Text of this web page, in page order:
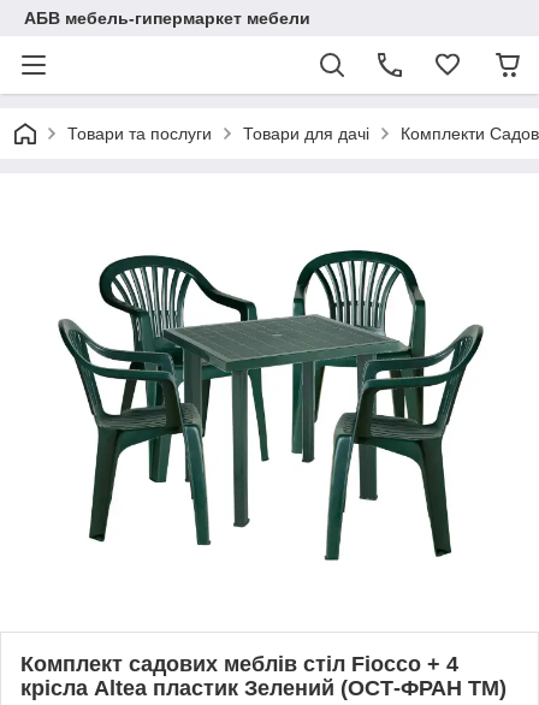
АБВ мебель-гипермаркет мебели
Товари та послуги Товари для дачі Комплекти
Комплект садових меблів стіл Fiocco + 4
крісла Altea пластик Зелений (ОСТ-ФРАН ТМ)